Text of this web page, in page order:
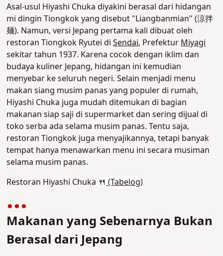
Asal-usul Hiyashi Chuka diyakini berasal dari hidangan
mi dingin Tiongkok yang disebut "Liangbanmian" (涼拌
麺). Namun, versi Jepang pertama kali dibuat oleh
restoran Tiongkok Ryutei diSendai, PrefekturMiyagi
sekitar tahun 1937. Karena cocok dengan iklim dan
budaya kuliner Jepang, hidangan ini kemudian
menyebar ke seluruh negeri. Selain menjadi menu
makan siang musim panas yang populer di rumah,
Hiyashi Chuka juga mudah ditemukan di bagian
makanan siap saji di supermarket dan sering dijual di
toko serba ada selama musim panas. Tentu saja,
restoran Tiongkok juga menyajikannya, tetapi banyak
tempat hanya menawarkan menu ini secara musiman
selama musim panas.
Restoran Hiyashi Chuka 🍴(Tabelog)
Makanan yang Sebenarnya Bukan
Berasal dari Jepang